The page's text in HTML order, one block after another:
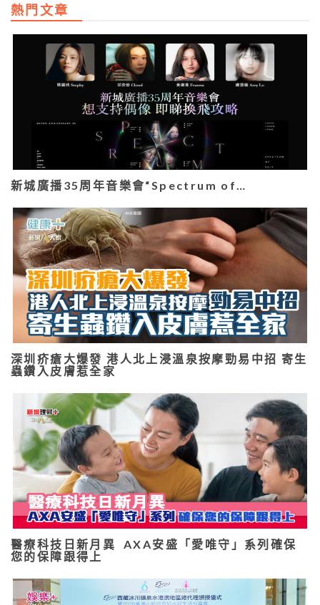
熱門文章
新城廣播35周年音樂會“Spectrum of…
深圳疥瘡大爆發 港人北上浸溫泉按摩勁易中招 寄生
蟲鑽入皮膚惹全家
醫療科技日新月異 AXA安盛「愛唯守」系列確保
您的保障跟得上